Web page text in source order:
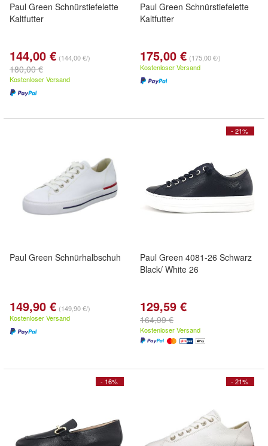
Paul Green Schnürstiefelette
Kaltfutter
144,00 € (144,00 €/)
180,00 €
Kostenloser Versand
Paul Green Schnürstiefelette
Kaltfutter
175,00 € (175,00 €/)
Kostenloser Versand
Paul Green Schnürhalbschuh
149,90 € (149,90 €/)
Kostenloser Versand
- 21%
Paul Green 4081-26 Schwarz
Black/ White 26
129,59 €
164,99 €
Kostenloser Versand
- 16% - 21%